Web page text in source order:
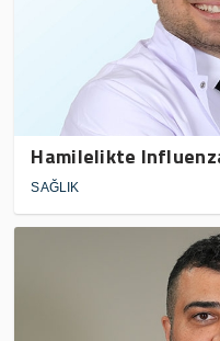
Hamilelikte
SAĞLIK